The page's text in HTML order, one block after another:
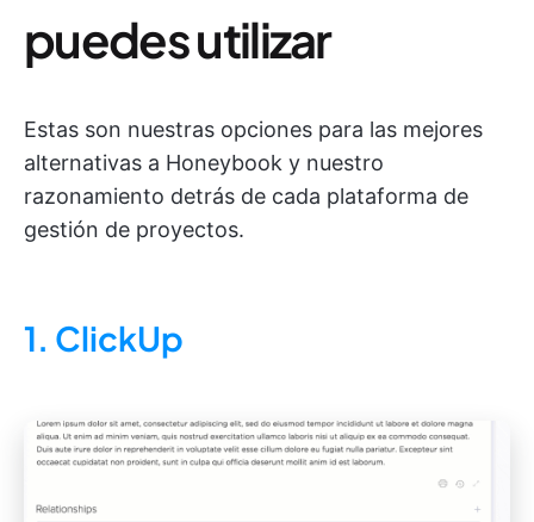
puedes utilizar
Estas son nuestras opciones para las mejores
alternativas a Honeybook y nuestro
razonamiento detrás de cada plataforma de
gestión de proyectos.
1. ClickUp